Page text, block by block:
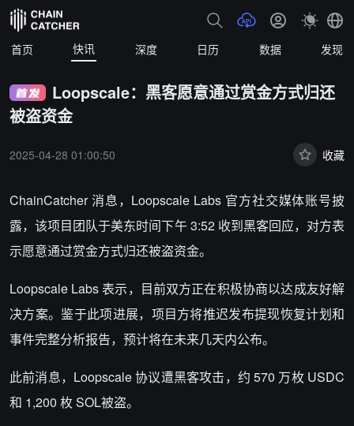
首页 快讯 深度 日历 数据 发现
Loopscale：黑客愿意通过赏金方式归还
被盗资金
2025-04-28 01:00:50 收藏
ChainCatcher 消息，Loopscale Labs 官方社交媒体账号披
露，该项目团队于美东时间下午 3:52 收到黑客回应，对方表
示愿意通过赏金方式归还被盗资金。
Loopscale Labs 表示，目前双方正在积极协商以达成友好解
决方案。鉴于此项进展，项目方将推迟发布提现恢复计划和
事件完整分析报告，预计将在未来几天内公布。
此前消息，Loopscale 协议遭黑客攻击，约 570 万枚 USDC
和 1,200 枚 SOL被盗。